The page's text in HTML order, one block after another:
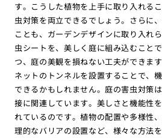
す。こうした植物を上手に取り入れる
虫対策を両立できるでしょう。さらに
ことも、ガーデンデザインに取り入れ
虫シートを、美しく庭に組み込むこと
つ、庭の美観を損ねない工夫ができま
ネットのトンネルを設置することで、
できるかもしれません。庭の害虫対策
接に関連しています。美しさと機能性
れているのです。植物の配置や多様性、
理的なバリアの設置など、様々な方法